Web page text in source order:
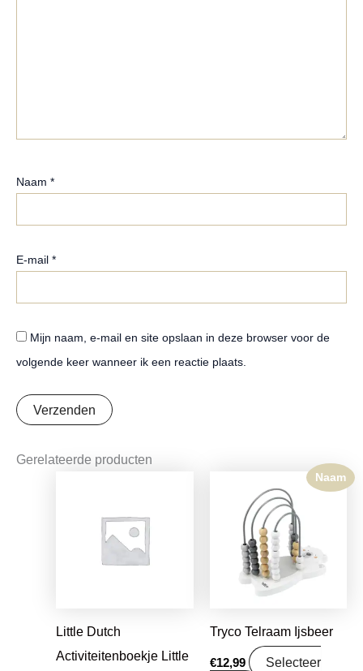
Naam *
E-mail *
Mijn naam, e-mail en site opslaan in deze browser voor de
volgende keer wanneer ik een reactie plaats.
Gerelateerde producten
Little Dutch
Activiteitenboekje Little
€16,99.€13,42.
Naam
Tryco Telraam Ijsbeer
€12,99
Selecteer